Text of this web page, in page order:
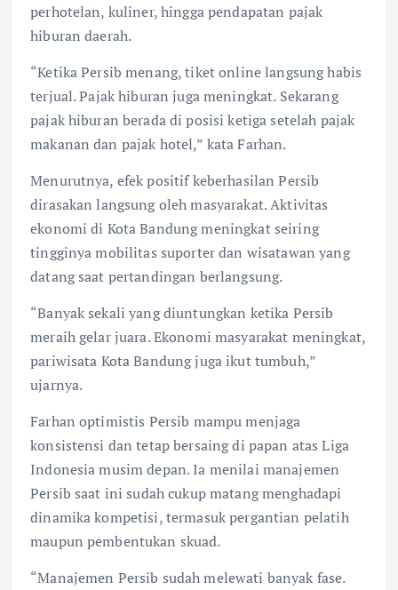
perhotelan, kuliner, hingga pendapatan pajak
hiburan daerah.
“Ketika Persib menang, tiket online langsung habis
terjual. Pajak hiburan juga meningkat. Sekarang
pajak hiburan berada di posisi ketiga setelah pajak
makanan dan pajak hotel,” kata Farhan.
Menurutnya, efek positif keberhasilan Persib
dirasakan langsung oleh masyarakat. Aktivitas
ekonomi di Kota Bandung meningkat seiring
tingginya mobilitas suporter dan wisatawan yang
datang saat pertandingan berlangsung.
“Banyak sekali yang diuntungkan ketika Persib
meraih gelar juara. Ekonomi masyarakat meningkat,
pariwisata Kota Bandung juga ikut tumbuh,”
ujarnya.
Farhan optimistis Persib mampu menjaga
konsistensi dan tetap bersaing di papan atas Liga
Indonesia musim depan. Ia menilai manajemen
Persib saat ini sudah cukup matang menghadapi
dinamika kompetisi, termasuk pergantian pelatih
maupun pembentukan skuad.
“Manajemen Persib sudah melewati banyak fase.